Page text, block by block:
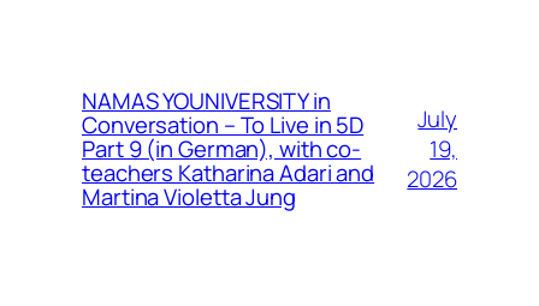
NAMAS YOUNIVERSITY in
Conversation – To Live in 5D
Part 9 (in German), with co-
teachers Katharina Adari and
Martina Violetta Jung
July
19,
2026